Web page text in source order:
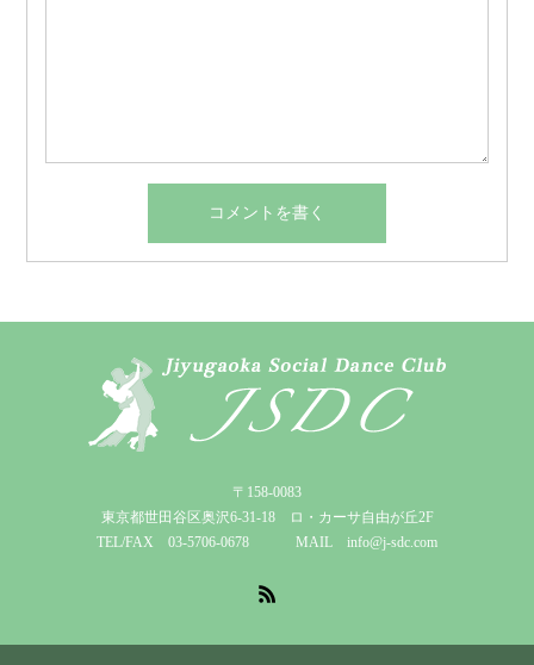
〒158-0083
東京都世田谷区奥沢6-31-18 ロ・カーサ自由が丘2F
TEL/FAX 03-5706-0678 MAIL info@j-sdc.com